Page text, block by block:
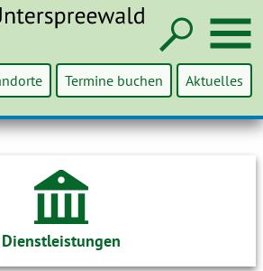
Termine buchen Aktuelles
Dienstleistungen